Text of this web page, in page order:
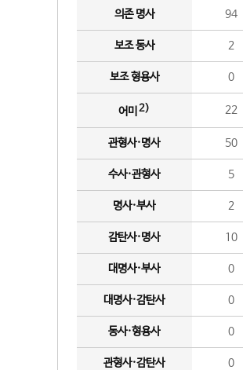
의존 명사 94
보조 동사 2
보조 형용사 0
어미 2) 22
관형사·명사 50
수사·관형사 5
명사·부사 2
감탄사·명사 10
대명사·부사 0
대명사·감탄사 0
동사·형용사 0
관형사·감탄사 0